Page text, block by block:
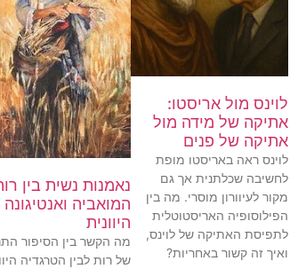
לוינס מול אריסטו:
אתיקה של מידה מול
אתיקה של פנים
לוינס ראה באריסטו מופת
לחשיבה שכלתנית אך גם
מקור לעיוורון מוסרי. מה בין
הפילוסופיה האריסטוטלית
לתפיסת האתיקה של לוינס,
ואיך זה קשור באחריות?
נאמנות נשית בין
המואביה ואנטיגונה
היוונית
מה הקשר בין הסיפור
של רות לבין הטרגדיה